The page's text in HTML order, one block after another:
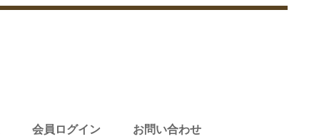
会員ログイン お問い合わせ